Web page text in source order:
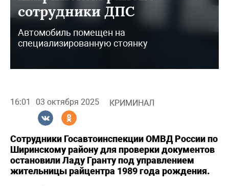
сотрудники ДПС
Автомобиль помещен на
специализированную стоянку
16:01 03 октября 2025 КРИМИНАЛ
Сотрудники Госавтоинспекции ОМВД России по
Ширинскому району для проверки документов
остановили Ладу Гранту под управлением
жительницы райцентра 1989 года рождения.